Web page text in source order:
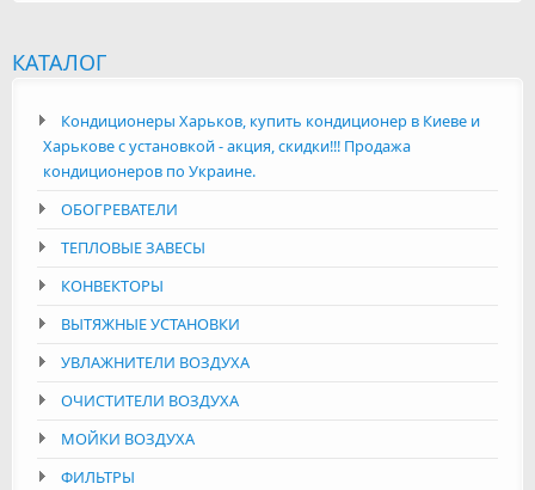
КАТАЛОГ
Кондиционеры Харьков, купить кондиционер в Киеве и
Харькове с установкой - акция, скидки!!! Продажа
кондиционеров по Украине.
ОБОГРЕВАТЕЛИ
ТЕПЛОВЫЕ ЗАВЕСЫ
КОНВЕКТОРЫ
ВЫТЯЖНЫЕ УСТАНОВКИ
УВЛАЖНИТЕЛИ ВОЗДУХА
ОЧИСТИТЕЛИ ВОЗДУХА
МОЙКИ ВОЗДУХА
ФИЛЬТРЫ